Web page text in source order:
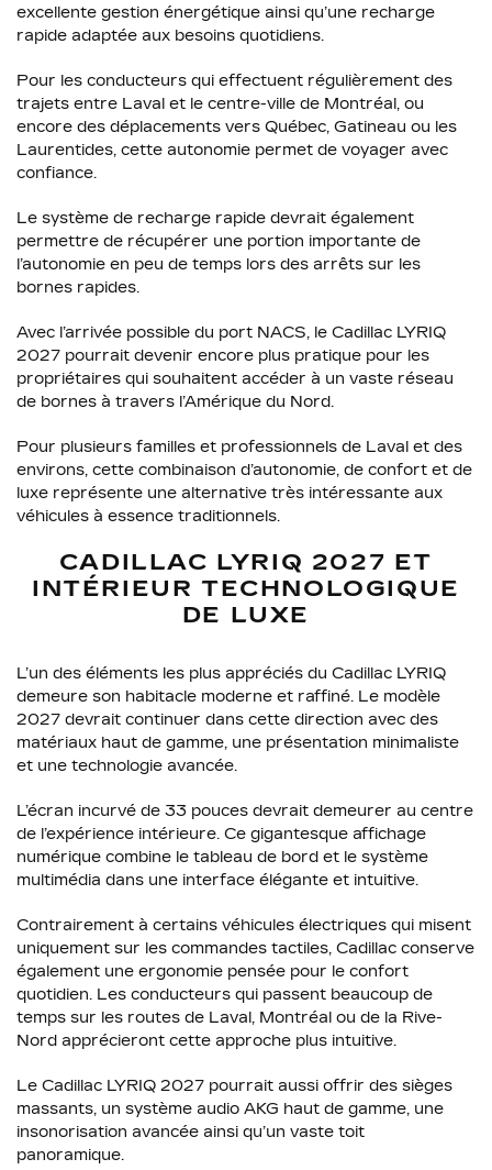
excellente gestion énergétique ainsi qu’une recharge
rapide adaptée aux besoins quotidiens.
Pour les conducteurs qui effectuent régulièrement des
trajets entre Laval et le centre-ville de Montréal, ou
encore des déplacements vers Québec, Gatineau ou les
Laurentides, cette autonomie permet de voyager avec
confiance.
Le système de recharge rapide devrait également
permettre de récupérer une portion importante de
l’autonomie en peu de temps lors des arrêts sur les
bornes rapides.
Avec l’arrivée possible du port NACS, le Cadillac LYRIQ
2027 pourrait devenir encore plus pratique pour les
propriétaires qui souhaitent accéder à un vaste réseau
de bornes à travers l’Amérique du Nord.
Pour plusieurs familles et professionnels de Laval et des
environs, cette combinaison d’autonomie, de confort et de
luxe représente une alternative très intéressante aux
véhicules à essence traditionnels.
CADILLAC LYRIQ 2027 ET
INTÉRIEUR TECHNOLOGIQUE
DE LUXE
L’un des éléments les plus appréciés du Cadillac LYRIQ
demeure son habitacle moderne et raffiné. Le modèle
2027 devrait continuer dans cette direction avec des
matériaux haut de gamme, une présentation minimaliste
et une technologie avancée.
L’écran incurvé de 33 pouces devrait demeurer au centre
de l’expérience intérieure. Ce gigantesque affichage
numérique combine le tableau de bord et le système
multimédia dans une interface élégante et intuitive.
Contrairement à certains véhicules électriques qui misent
uniquement sur les commandes tactiles, Cadillac conserve
également une ergonomie pensée pour le confort
quotidien. Les conducteurs qui passent beaucoup de
temps sur les routes de Laval, Montréal ou de la Rive-
Nord apprécieront cette approche plus intuitive.
Le Cadillac LYRIQ 2027 pourrait aussi offrir des sièges
massants, un système audio AKG haut de gamme, une
insonorisation avancée ainsi qu’un vaste toit
panoramique.